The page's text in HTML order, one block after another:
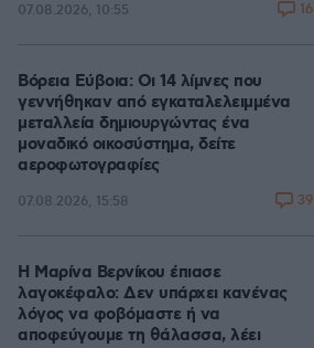
07.08.2026, 10:55 16
Βόρεια Εύβοια: Οι 14 λίμνες που
γεννήθηκαν από εγκαταλελειμμένα
μεταλλεία δημιουργώντας ένα
μοναδικό οικοσύστημα, δείτε
αεροφωτογραφίες
07.08.2026, 15:58 39
Η Μαρίνα Βερνίκου έπιασε
λαγοκέφαλο: Δεν υπάρχει κανένας
λόγος να φοβόμαστε ή να
αποφεύγουμε τη θάλασσα, λέει